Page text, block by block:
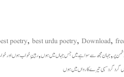
poetry, best urdu poetry, Download,
پر,جہان مجھ سے سوا ہے میں جس جہاں میں ہوں,رہینِ خواب ہوں اور
گرد گرد سہی تیرے کارواں میں ہوں